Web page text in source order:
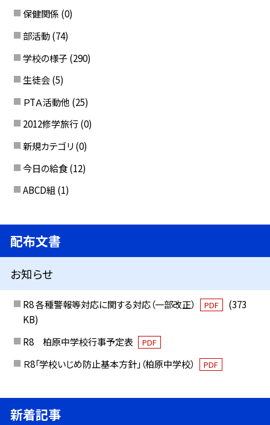
保健関係 (0)
部活動 (74)
学校の様子 (290)
生徒会 (5)
ＰTＡ活動他 (25)
2012修学旅行 (0)
新規カテゴリ (0)
今日の給食 (12)
ABCD組 (1)
配布文書
お知らせ
R8 各種警報等対応に関する対応（一部改正） PDF
(373
KB)
R8 柏原中学校行事予定表
PDF
Ｒ8「学校いじめ防止基本方針」（柏原中学校） PDF
新着記事